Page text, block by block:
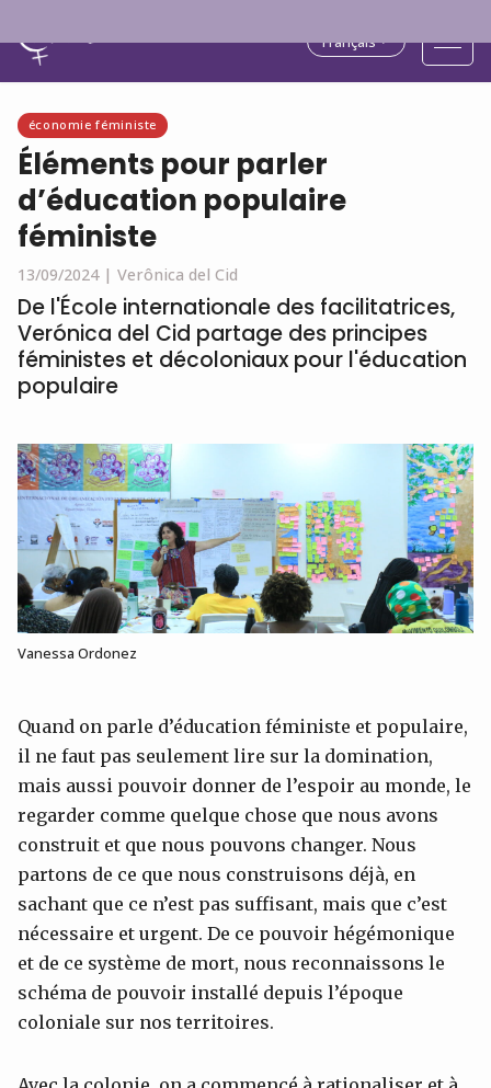
Français
économie féministe
Éléments pour parler
d’éducation populaire
féministe
13/09/2024 | Verônica del Cid
De l'École internationale des facilitatrices,
Verónica del Cid partage des principes
féministes et décoloniaux pour l'éducation
populaire
Vanessa Ordonez
Quand on parle d’éducation féministe et populaire,
il ne faut pas seulement lire sur la domination,
mais aussi pouvoir donner de l’espoir au monde, le
regarder comme quelque chose que nous avons
construit et que nous pouvons changer. Nous
partons de ce que nous construisons déjà, en
sachant que ce n’est pas suffisant, mais que c’est
nécessaire et urgent. De ce pouvoir hégémonique
et de ce système de mort, nous reconnaissons le
schéma de pouvoir installé depuis l’époque
coloniale sur nos territoires.